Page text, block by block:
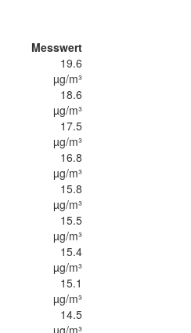
Messwert
19.6
µg/m³
18.6
µg/m³
17.5
µg/m³
16.8
µg/m³
15.8
µg/m³
15.5
µg/m³
15.4
µg/m³
15.1
µg/m³
14.5
µg/m³